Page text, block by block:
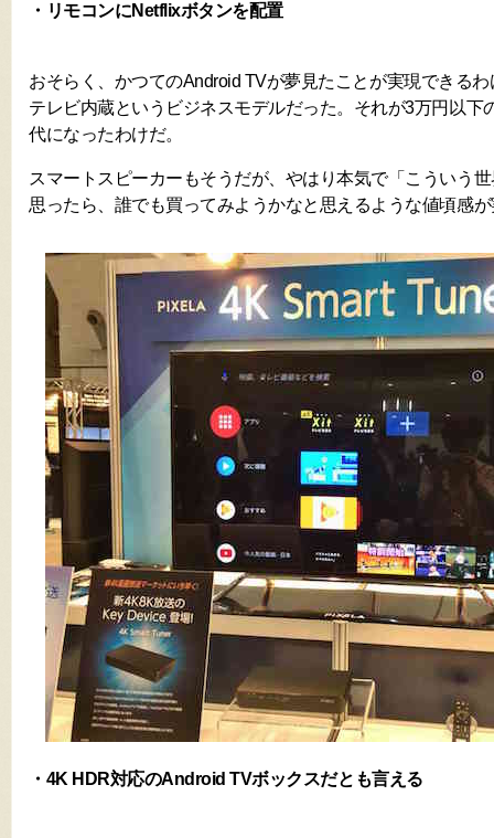
・リモコンにNetflixボタンを配置
おそらく、かつてのAndroid TVが夢見たことが実現できる
テレビ内蔵というビジネスモデルだった。それが3万円以下
代になったわけだ。
スマートスピーカーもそうだが、やはり本気で「こういう
思ったら、誰でも買ってみようかなと思えるような値頃感
・4K HDR対応のAndroid TVボックスだとも言える